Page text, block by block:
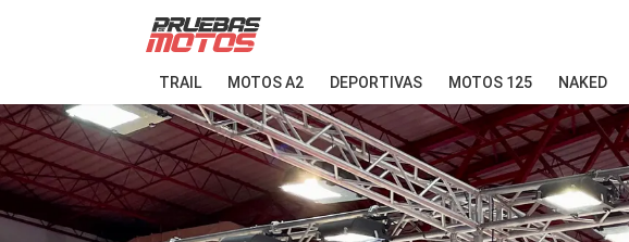
TRAIL MOTOS A2 DEPORTIVAS MOTOS 125 NAKED